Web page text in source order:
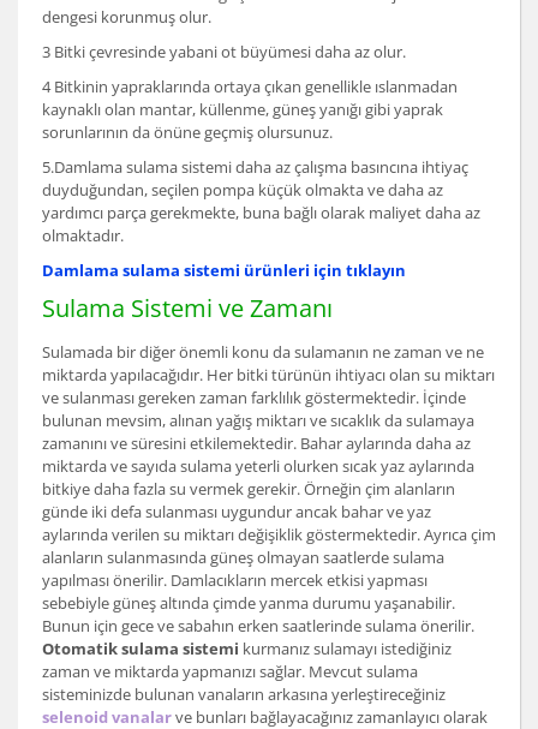
dengesi korunmuş olur.
3 Bitki çevresinde yabani ot büyümesi daha az olur.
4 Bitkinin yapraklarında ortaya çıkan genellikle ıslanmadan
kaynaklı olan mantar, küllenme, güneş yanığı gibi yaprak
sorunlarının da önüne geçmiş olursunuz.
5.Damlama sulama sistemi daha az çalışma basıncına ihtiyaç
duyduğundan, seçilen pompa küçük olmakta ve daha az
yardımcı parça gerekmekte, buna bağlı olarak maliyet daha az
olmaktadır.
Damlama sulama sistemi ürünleri için tıklayın
Sulama Sistemi ve Zamanı
Sulamada bir diğer önemli konu da sulamanın ne zaman ve ne
miktarda yapılacağıdır. Her bitki türünün ihtiyacı olan su miktarı
ve sulanması gereken zaman farklılık göstermektedir. İçinde
bulunan mevsim, alınan yağış miktarı ve sıcaklık da sulamaya
zamanını ve süresini etkilemektedir. Bahar aylarında daha az
miktarda ve sayıda sulama yeterli olurken sıcak yaz aylarında
bitkiye daha fazla su vermek gerekir. Örneğin çim alanların
günde iki defa sulanması uygundur ancak bahar ve yaz
aylarında verilen su miktarı değişiklik göstermektedir. Ayrıca çim
alanların sulanmasında güneş olmayan saatlerde sulama
yapılması önerilir. Damlacıkların mercek etkisi yapması
sebebiyle güneş altında çimde yanma durumu yaşanabilir.
Bunun için gece ve sabahın erken saatlerinde sulama önerilir.
Otomatik sulama sistemi kurmanız sulamayı istediğiniz
zaman ve miktarda yapmanızı sağlar. Mevcut sulama
sisteminizde bulunan vanaların arkasına yerleştireceğiniz
selenoid vanalarve bunları bağlayacağınız zamanlayıcı olarak